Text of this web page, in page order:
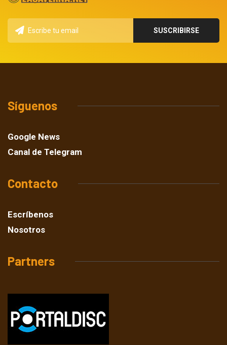
Síguenos
Google News
Canal de Telegram
Contacto
Escríbenos
Nosotros
Partners